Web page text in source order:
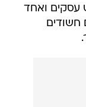
עסקים ואחד
חשודים